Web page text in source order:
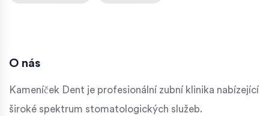
O nás
Kameníček Dent je profesionální zubní klinika nabízející
široké spektrum stomatologických služeb.